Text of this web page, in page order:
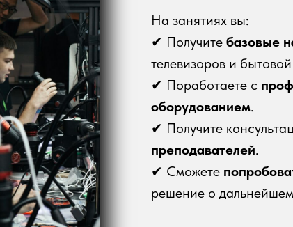
На занятиях вы:
✔ Получите базовые
телевизоров и
✔ Поработаете с
оборудованием.
✔ Получите
преподавателей.
✔ Сможете
решение о